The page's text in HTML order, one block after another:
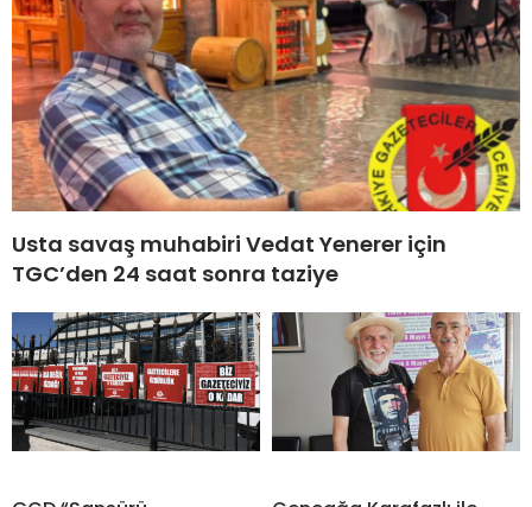
Usta savaş muhabiri Vedat Yenerer için
TGC’den 24 saat sonra taziye